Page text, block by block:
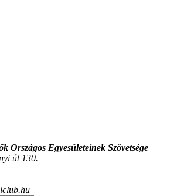
Országos Egyesületeinek Szövetsége
út 130.